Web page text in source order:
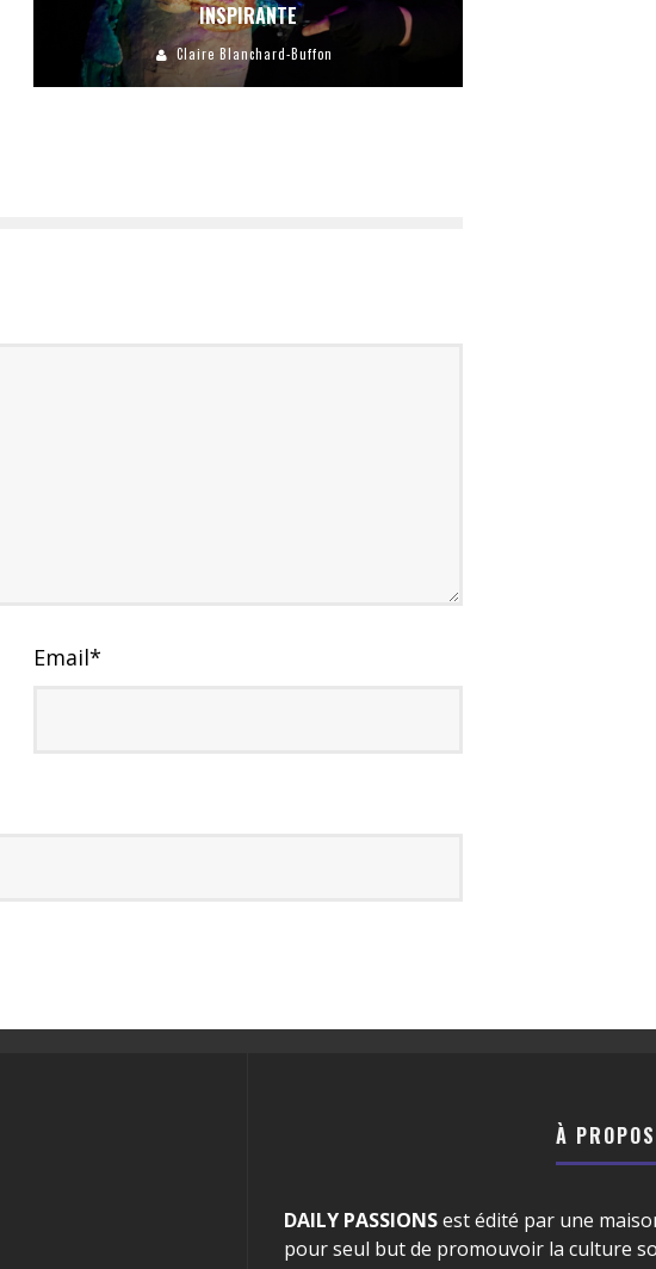
INSPIRANTE
Claire Blanchard-Buffon
Email*
À PROPOS
DAILY PASSIONSest édité par une
pour seul but de promouvoir la culture